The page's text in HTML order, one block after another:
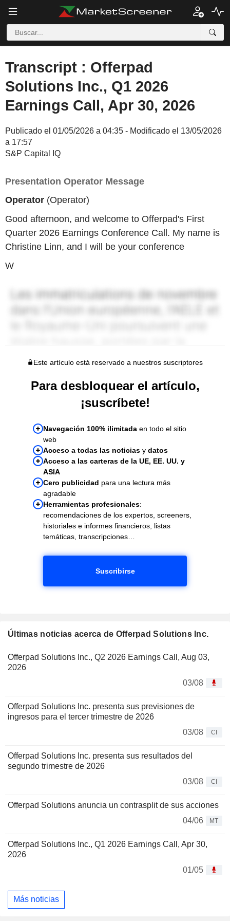
Transcript : Offerpad
Solutions Inc., Q1 2026
Earnings Call, Apr 30, 2026
Publicado el 01/05/2026 a 04:35 - Modificado el 13/05/2026
a 17:57
S&P Capital IQ
Presentation Operator Message
Operator (Operator)
Good afternoon, and welcome to Offerpad's First
Quarter 2026 Earnings Conference Call. My name is
Christine Linn, and I will be your conference
W
Este artículo está reservado a nuestros suscriptores
Para desbloquear el artículo,
¡suscríbete!
Navegación 100% ilimitada en todo el sitio
web
Acceso a todas las noticias y datos
Acceso a las carteras de la UE, EE. UU. y
ASIA
Cero publicidad para una lectura más
agradable
Herramientas profesionales:
recomendaciones de los expertos, screeners,
historiales e informes financieros, listas
temáticas, transcripciones…
Suscribirse
Últimas noticias acerca de Offerpad Solutions Inc.
Offerpad Solutions Inc., Q2 2026 Earnings Call, Aug 03,
2026
03/08
Offerpad Solutions Inc. presenta sus previsiones de
ingresos para el tercer trimestre de 2026
03/08
CI
Offerpad Solutions Inc. presenta sus resultados del
segundo trimestre de 2026
03/08
CI
Offerpad Solutions anuncia un contrasplit de sus acciones
04/06
MT
Offerpad Solutions Inc., Q1 2026 Earnings Call, Apr 30,
2026
01/05
Más noticias